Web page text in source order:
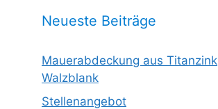
Neueste Beiträge
Mauerabdeckung aus Titanzink
Walzblank
Stellenangebot